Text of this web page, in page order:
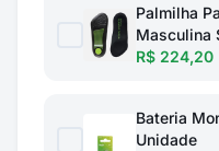
Palmilha
Masculina
R$ 224,20
Bateria
Unidade